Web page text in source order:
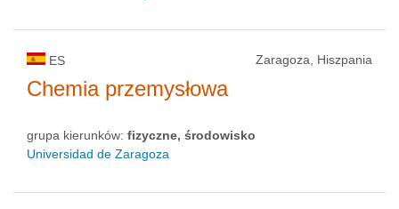
ES Zaragoza, Hiszpania
Chemia przemysłowa
grupa kierunków: fizyczne, środowisko
Universidad de Zaragoza